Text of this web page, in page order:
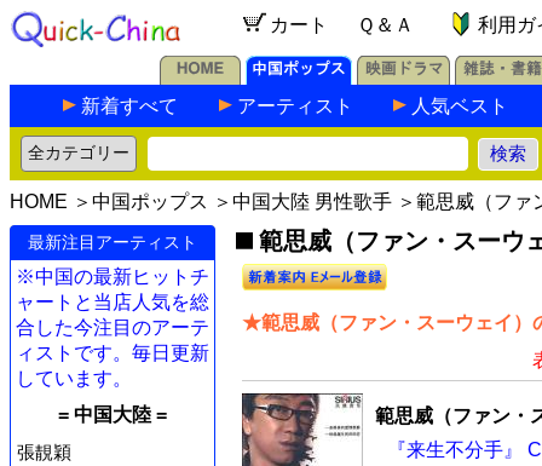
カート Ｑ＆Ａ 利用ガ
新着すべて アーティスト 人気ベスト
HOME ＞ 中国ポップス ＞ 中国大陸 男性歌手 ＞範思威（ファ
最新注目アーティスト
※中国の最新ヒットチ
ャートと当店人気を総
合した今注目のアーテ
ィストです。毎日更新
しています。
= 中国大陸 =
張靚穎
範思威（ファン・スーウ
★範思威（ファン・スーウェイ）
範思威（ファン・
『来生不分手』